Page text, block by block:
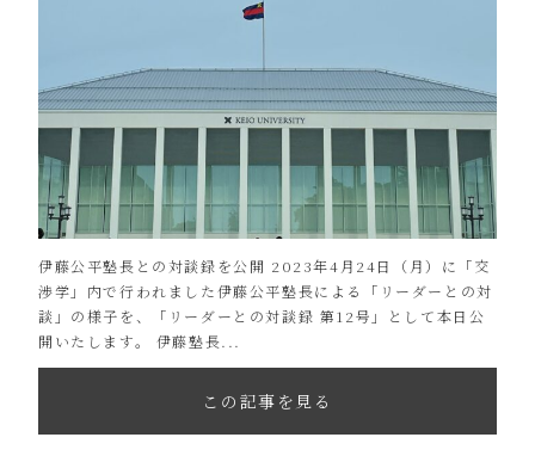
伊藤公平塾長との対談録を公開 2023年4月24日（月）に「交
渉学」内で行われました伊藤公平塾長による「リーダーとの対
談」の様子を、「リーダーとの対談録 第12号」として本日公
開いたします。 伊藤塾長...
この記事を見る